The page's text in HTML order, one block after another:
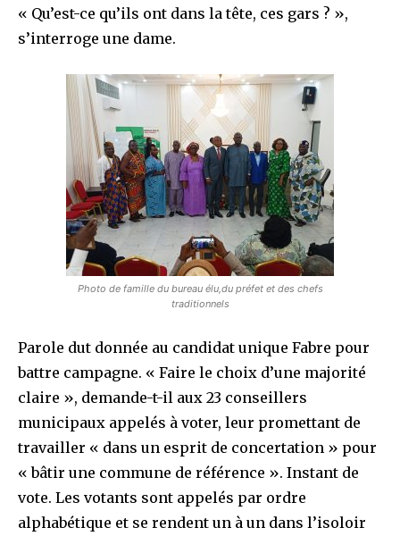
« Qu’est-ce qu’ils ont dans la tête, ces gars ? »,
s’interroge une dame.
Photo de famille du bureau élu,du préfet et des chefs
traditionnels
Parole dut donnée au candidat unique Fabre pour
battre campagne. « Faire le choix d’une majorité
claire », demande-t-il aux 23 conseillers
municipaux appelés à voter, leur promettant de
travailler « dans un esprit de concertation » pour
« bâtir une commune de référence ». Instant de
vote. Les votants sont appelés par ordre
alphabétique et se rendent un à un dans l’isoloir